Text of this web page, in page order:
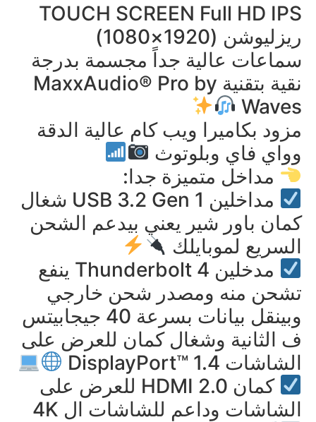
TOUCH SCREEN Full HD IPS
ريزليوشن (1920×1080)
سماعات عالية جداً مجسمة بدرجة
نقية بتقنية MaxxAudio® Pro by
Waves
مزود بكاميرا ويب كام عالية الدقة
وواي فاي وبلوتوث
مداخل متميزة جدا:
مداخلين USB 3.2 Gen 1 شغال
كمان باور شير يعني بيدعم الشحن
السريع لموبايلك
مدخلين Thunderbolt 4 ينفع
تشحن منه ومصدر شحن خارجي
وبينقل بيانات بسرعة 40 جيجابيتس
ف الثانية وشغال كمان للعرض على
الشاشات DisplayPort™ 1.4
كمان HDMI 2.0 للعرض على
الشاشات وداعم للشاشات ال 4K